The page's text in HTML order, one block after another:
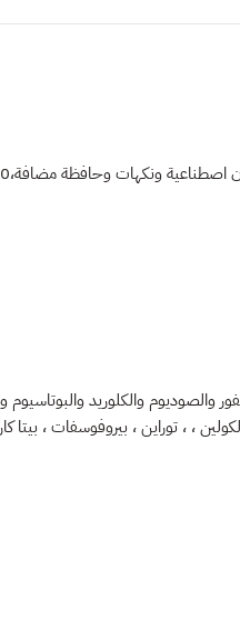
مضافة،100 ٪ التغذية الكاملة والمتوازنة
والكلوريد والبوتاسيوم